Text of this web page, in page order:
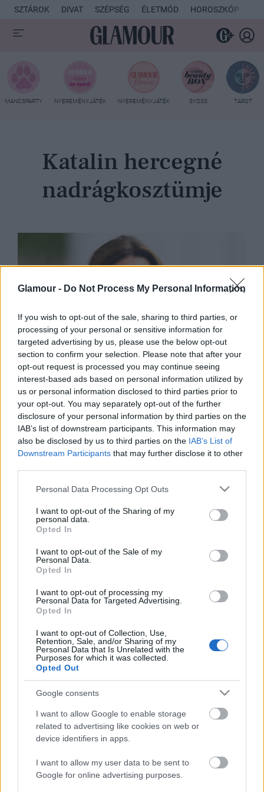
Glamour - Do Not Process My Personal Information
If you wish to opt-out of the sale, sharing to third parties, or
processing of your personal or sensitive information for
targeted advertising by us, please use the below opt-out
section to confirm your selection. Please note that after your
opt-out request is processed you may continue seeing
interest-based ads based on personal information utilized by
us or personal information disclosed to third parties prior to
your opt-out. You may separately opt-out of the further
disclosure of your personal information by third parties on the
IAB’s list of downstream participants. This information may
also be disclosed by us to third parties on the IAB’s List of
Downstream Participants that may further disclose it to other
Please note that this website/app uses one or more Google
not limited to your visit or usage behaviour. You may click to
grant or deny consent to Google and its third-party tags to
use your data for below specified purposes in below Google
consent section.
Personal Data Processing Opt Outs
I want to opt-out of the Sharing of my
personal data.
Opted In
I want to opt-out of the Sale of my
Personal Data.
Opted In
I want to opt-out of processing my
Personal Data for Targeted Advertising.
Opted In
I want to opt-out of Collection, Use,
Retention, Sale, and/or Sharing of my
Personal Data that Is Unrelated with the
Purposes for which it was collected.
Opted Out
Google consents
I want to allow Google to enable storage
related to advertising like cookies on web or
device identifiers in apps.
I want to allow my user data to be sent to
Google for online advertising purposes.
SZTÁROK DIVAT SZÉPSÉG ÉLETMÓD HOROSZKÓP
MANCSPARTY NYEREMÉNYJÁTÉK NYEREMÉNYJÁTÉK SYOSS TAROT
Katalin hercegné
nadrágkosztümje
DIVAT
Itt a bizonyíték, hogy Katalin
hercegné már nagyon készül a
trónra
DIVAT
Katalin hercegné elképesztő
változáson ment át, és észre sem
vetted
Címke Katalin hercegné nadrágkosztümje
Archívum Impresszum
Adatkezelési tájékoztató
Felhasználási feltételek
Szerzői jogi nyilatkozat